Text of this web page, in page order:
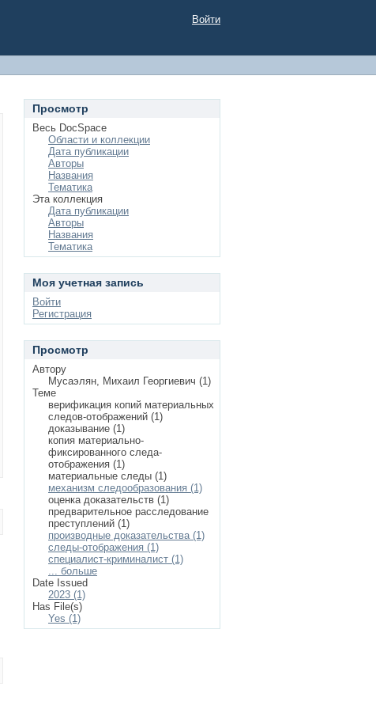
Войти
Просмотр
Весь DocSpace
Области и коллекции
Дата публикации
Авторы
Названия
Тематика
Эта коллекция
Дата публикации
Авторы
Названия
Тематика
Моя учетная запись
Войти
Регистрация
Просмотр
Автору
Мусаэлян, Михаил Георгиевич (1)
Теме
верификация копий материальных
следов-отображений (1)
доказывание (1)
копия материально-
фиксированного следа-
отображения (1)
материальные следы (1)
механизм следообразования (1)
оценка доказательств (1)
предварительное расследование
преступлений (1)
производные доказательства (1)
следы-отображения (1)
специалист-криминалист (1)
... больше
Date Issued
2023 (1)
Has File(s)
Yes (1)